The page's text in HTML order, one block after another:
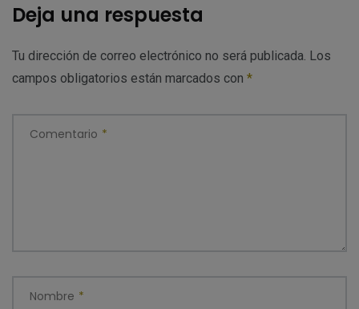
Deja una respuesta
Tu dirección de correo electrónico no será publicada. Los
campos obligatorios están marcados con *
Comentario *
Nombre *